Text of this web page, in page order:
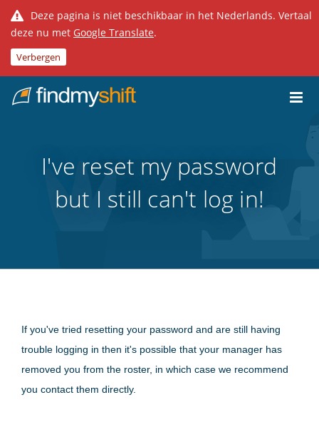
Deze pagina is niet beschikbaar in het Nederlands. Vertaal
deze nu met Google Translate.
Verbergen
Home
I've reset my password
but I still can't log in!
If you've tried resetting your password and are still having
trouble logging in then it's possible that your manager has
removed you from the roster, in which case we recommend
you contact them directly.